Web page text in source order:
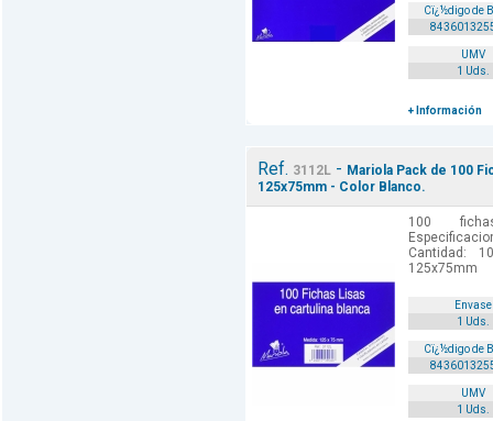
Cï¿½digo de
UMV
1 Uds.
+ Información
Ref. 3112L- Mariola Pack de 100
125x75mm - Color Blanco.
100
Cantidad:
125x75mm
Envase
1 Uds.
Cï¿½digo de
UMV
1 Uds.